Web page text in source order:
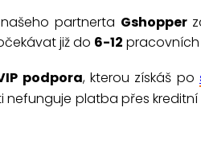
partnerta Gshopper
již do 6-12
podpora, kterou získáš po
platba přes